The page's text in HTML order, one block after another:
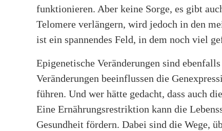
funktionieren. Aber keine Sorge, es gibt
Telomere verlängern, wird jedoch in den
ist ein spannendes Feld, in dem noch viel
Epigenetische Veränderungen sind
Veränderungen beeinflussen die
führen. Und wer hätte gedacht, dass auch
Eine Ernährungsrestriktion kann die
Gesundheit fördern. Dabei sind die Wege,